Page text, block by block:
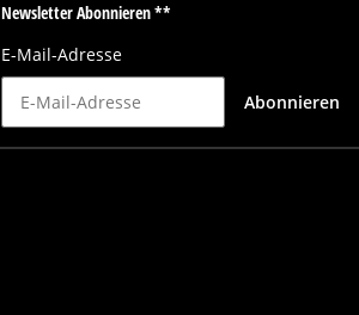
Newsletter Abonnieren **
E-Mail-Adresse
Abonnieren